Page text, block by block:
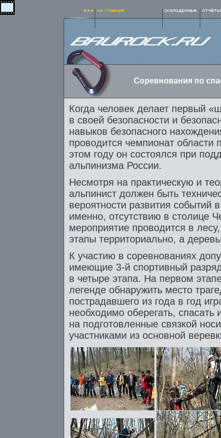
Соревнования по
Когда человек делает первый
в своей безопасности и
навыков безопасного
проводится чемпионат области
этом году он состоялся при
альпинизма России.
Несмотря на практическую и
альпинист должен быть
вероятности развития событий
именно, отсутствию в столице
мероприятие проводится в
этапы территориально, а
К участию в соревнованиях
имеющие 3-й спортивный
в четыре этапа. На первом
легенде обнаружить место
пострадавшего из года в год
необходимо оберегать,
на подготовленные связкой
участниками из основной